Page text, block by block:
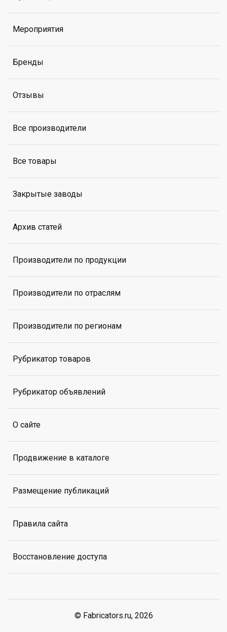
Мероприятия
Бренды
Отзывы
Все производители
Все товары
Закрытые заводы
Архив статей
Производители по продукции
Производители по отраслям
Производители по регионам
Рубрикатор товаров
Рубрикатор объявлений
О сайте
Продвижение в каталоге
Размещение публикаций
Правила сайта
Восстановление доступа
© Fabricators.ru, 2026